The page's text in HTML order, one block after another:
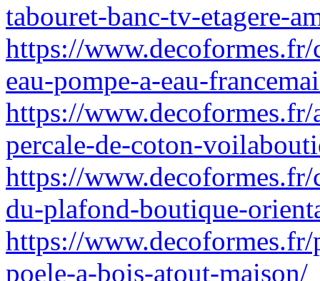
tabouret-banc-tv-etagere-
https://www.decoformes.fr/
eau-pompe-a-eau-
https://
percale-de-coton-
https://
du-plafond-boutique-
https://
poele-a-bois-atout-maison/